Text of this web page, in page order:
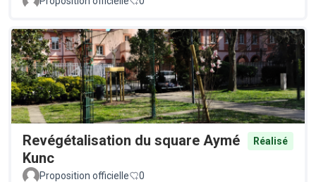
Revégétalisation du square Aymé
Kunc
Réalisé
Proposition officielle 0